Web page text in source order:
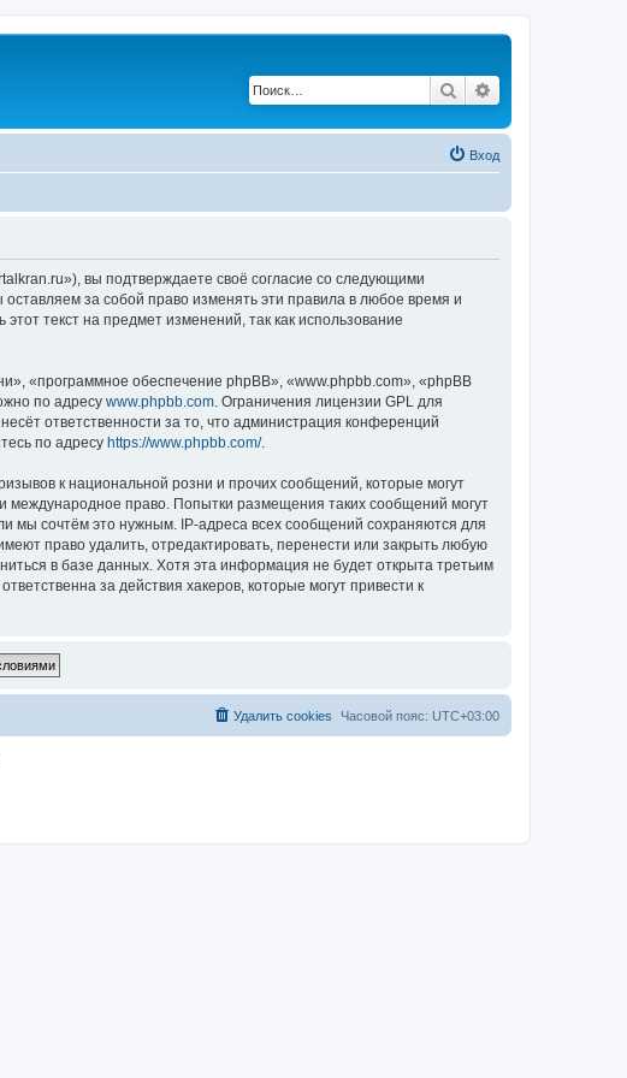
Поиск
Вход
вы подтверждаете своё согласие со следующими
за собой право изменять эти правила в любое время и
текст на предмет изменений, так как использование
«программное обеспечение phpBB», «www.phpbb.com», «phpBB
по адресу www.phpbb.com . Ограничения лицензии GPL для
ответственности за то, что администрация конференций
по адресу https://www.phpbb.com/.
к национальной розни и прочих сообщений, которые могут
международное право. Попытки размещения таких сообщений могут
мы сочтём это нужным. IP-адреса всех сообщений сохраняются для
право удалить, отредактировать, перенести или закрыть любую
в базе данных. Хотя эта информация не будет открыта третьим
за действия хакеров, которые могут привести к
Часовой пояс: UTC+03:00
Удалить cookies